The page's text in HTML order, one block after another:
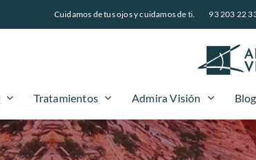
Cuidamos de tus ojos y cuidamos de ti. 93 203 22
Tratamientos Admira Visión Blog